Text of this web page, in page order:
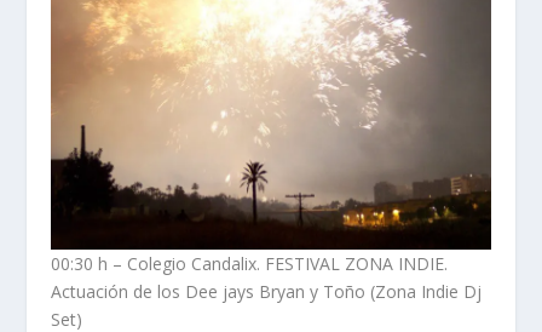
00:30 h – Colegio Candalix. FESTIVAL ZONA INDIE.
Actuación de los Dee jays Bryan y Toño (Zona Indie Dj
Set)